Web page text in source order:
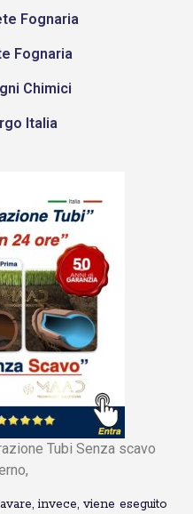
Fognaria
Fognaria
Chimici
Italia
Tubi Senza scavo
invece, viene eseguito